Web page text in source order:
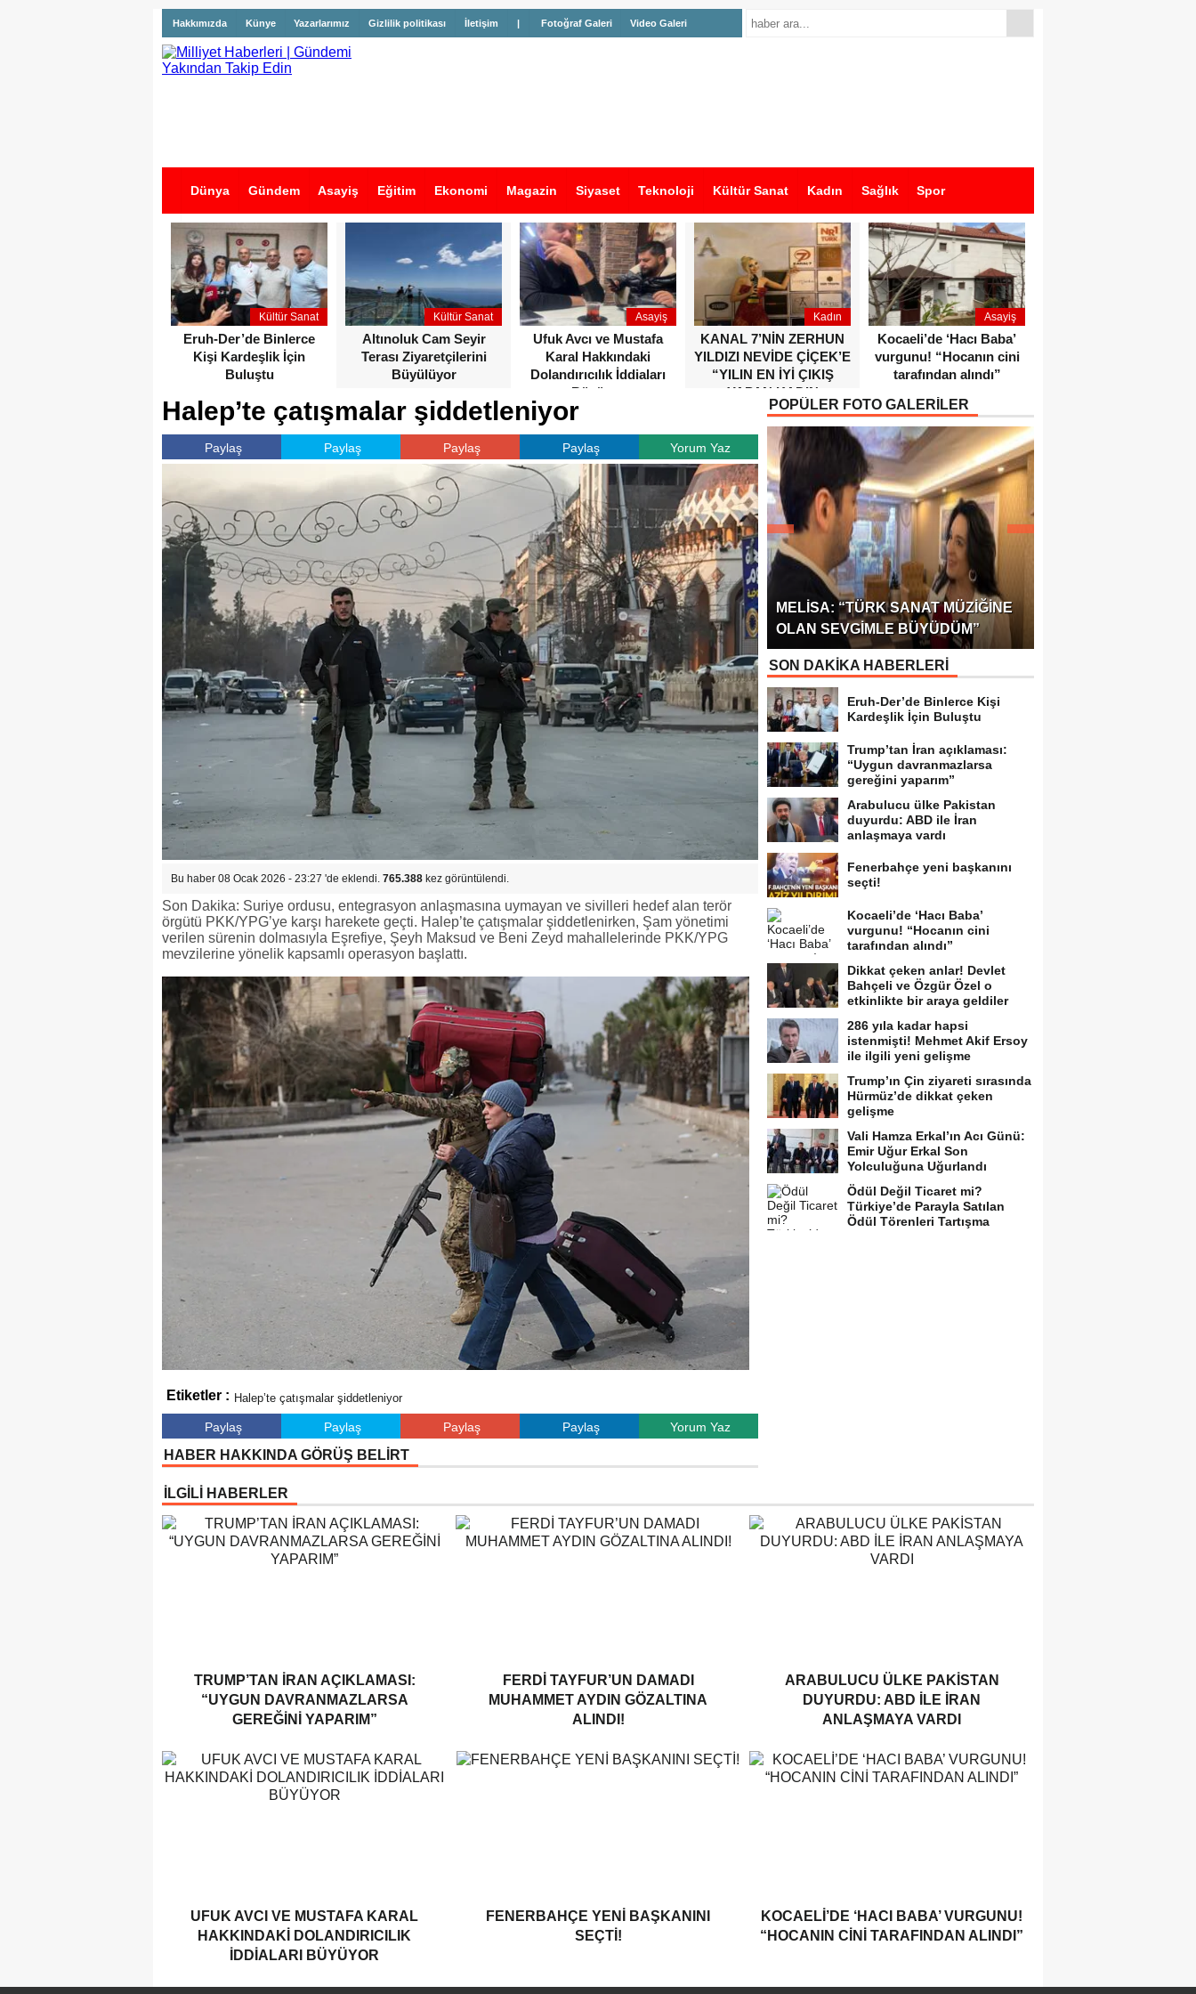
Hakkımızda Künye Yazarlarımız Gizlilik politikası İletişim | Fotoğraf Galeri Video Galeri
Dünya Gündem Asayiş Eğitim Ekonomi Magazin Siyaset Teknoloji Kültür Sanat Kadın Sağlık Spor
İş İlanları
Kültür Sanat
Eruh-Der’de Binlerce
Kişi Kardeşlik İçin
Buluştu
Kültür Sanat
Altınoluk Cam Seyir
Terası Ziyaretçilerini
Büyülüyor
Asayiş
Ufuk Avcı ve Mustafa
Karal Hakkındaki
Dolandırıcılık İddiaları
Büyüyor
Kadın
KANAL 7’NİN ZERHUN
YILDIZI NEVİDE ÇİÇEK’E
“YILIN EN İYİ ÇIKIŞ
YAPAN KADIN
OYUNCUSU” ÖDÜLÜ!
Asayiş
Kocaeli’de ‘Hacı Baba’
vurgunu! “Hocanın cini
tarafından alındı”
Halep’te çatışmalar şiddetleniyor
Paylaş Paylaş Paylaş Paylaş Yorum Yaz
Bu haber 08 Ocak 2026 - 23:27 'de eklendi. 765.388 kez görüntülendi.
Son Dakika: Suriye ordusu, entegrasyon anlaşmasına uymayan ve sivilleri hedef alan terör
örgütü PKK/YPG’ye karşı harekete geçti. Halep’te çatışmalar şiddetlenirken, Şam yönetimi
verilen sürenin dolmasıyla Eşrefiye, Şeyh Maksud ve Beni Zeyd mahallelerinde PKK/YPG
mevzilerine yönelik kapsamlı operasyon başlattı.
Etiketler : Halep’te çatışmalar şiddetleniyor
Paylaş Paylaş Paylaş Paylaş Yorum Yaz
HABER HAKKINDA GÖRÜŞ BELİRT
POPÜLER FOTO GALERİLER
MELISA: “TÜRK SANAT MÜZIĞINE
OLAN SEVGIMLE BÜYÜDÜM”
SON DAKİKA HABERLERİ
Eruh-Der’de Binlerce Kişi
Kardeşlik İçin Buluştu
Trump’tan İran açıklaması:
“Uygun davranmazlarsa
gereğini yaparım”
Arabulucu ülke Pakistan
duyurdu: ABD ile İran
anlaşmaya vardı
Fenerbahçe yeni başkanını
seçti!
Kocaeli’de ‘Hacı Baba’
vurgunu! “Hocanın cini
tarafından alındı”
Dikkat çeken anlar! Devlet
Bahçeli ve Özgür Özel o
etkinlikte bir araya geldiler
286 yıla kadar hapsi
istenmişti! Mehmet Akif Ersoy
ile ilgili yeni gelişme
Trump’ın Çin ziyareti sırasında
Hürmüz’de dikkat çeken
gelişme
Vali Hamza Erkal’ın Acı Günü:
Emir Uğur Erkal Son
Yolculuğuna Uğurlandı
Ödül Değil Ticaret mi?
Türkiye’de Parayla Satılan
Ödül Törenleri Tartışma
İLGİLİ HABERLER
TRUMP’TAN İRAN AÇIKLAMASI:
“UYGUN DAVRANMAZLARSA
GEREĞINI YAPARIM”
FERDI TAYFUR’UN DAMADI
MUHAMMET AYDIN GÖZALTINA
ALINDI!
ARABULUCU ÜLKE PAKISTAN
DUYURDU: ABD ILE İRAN
ANLAŞMAYA VARDI
UFUK AVCI VE MUSTAFA KARAL
HAKKINDAKI DOLANDIRICILIK
İDDIALARI BÜYÜYOR
FENERBAHÇE YENI BAŞKANINI
SEÇTI!
KOCAELI’DE ‘HACI BABA’ VURGUNU!
“HOCANIN CINI TARAFINDAN ALINDI”